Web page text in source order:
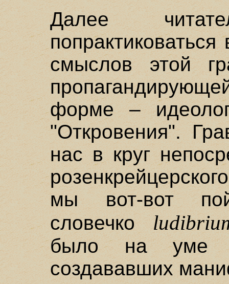
Далее
смыслов этой
форме –
"Откровения".
нас в круг
мы вот-вот
словечко
было на уме
создававших